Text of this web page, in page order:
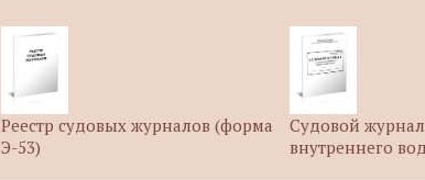
Реестр судовых журналов (форма
Э-53)
Судовой
внутреннего